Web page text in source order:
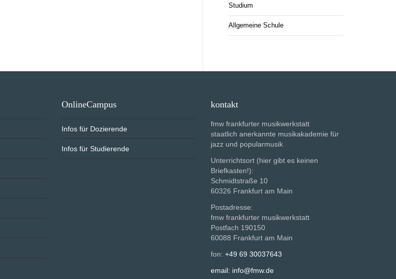
Studium
Allgemeine Schule
OnlineCampus
Infos für Dozierende
Infos für Studierende
kontakt
fmw frankfurter musikwerkstatt
staatlich anerkannte musikakademie für
jazz und popularmusik
Unterrichtsort (hier gibt es keinen
Briefkasten!):
Schmidtstraße 10
60326 Frankfurt am Main
Postadresse:
fmw frankfurter musikwerkstatt
Postfach 190150
60088 Frankfurt am Main
fon: +49 69 30037643
email: info@fmw.de